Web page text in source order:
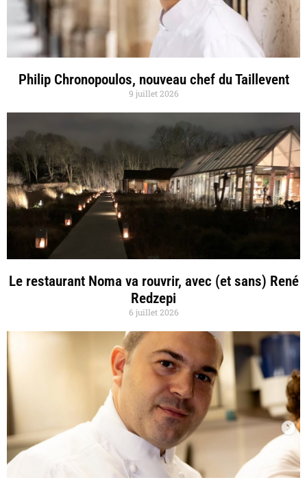
Philip Chronopoulos, nouveau chef du Taillevent
9 juillet 2026
Le restaurant Noma va rouvrir, avec (et sans) René
Redzepi
6 juillet 2026